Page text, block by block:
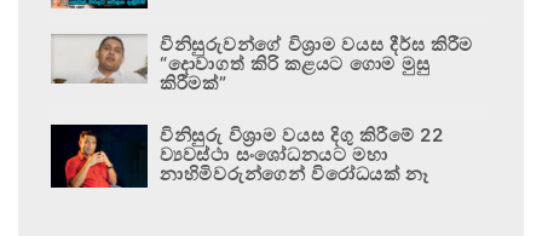
විනිසුරුවන්ගේ විශ්‍රාම වයස දීර්ඝ කිරීම
“දොවාගත් කිරි කළයට ගොම මුසු
කිරීමක්”
විනිසුරු විශ්‍රාම වයස දිගු කිරීමේ 22
ව්‍යවස්ථා සංශෝධනයට මහා
නාහිමිවරුන්ගෙන් විරෝධයක් නෑ